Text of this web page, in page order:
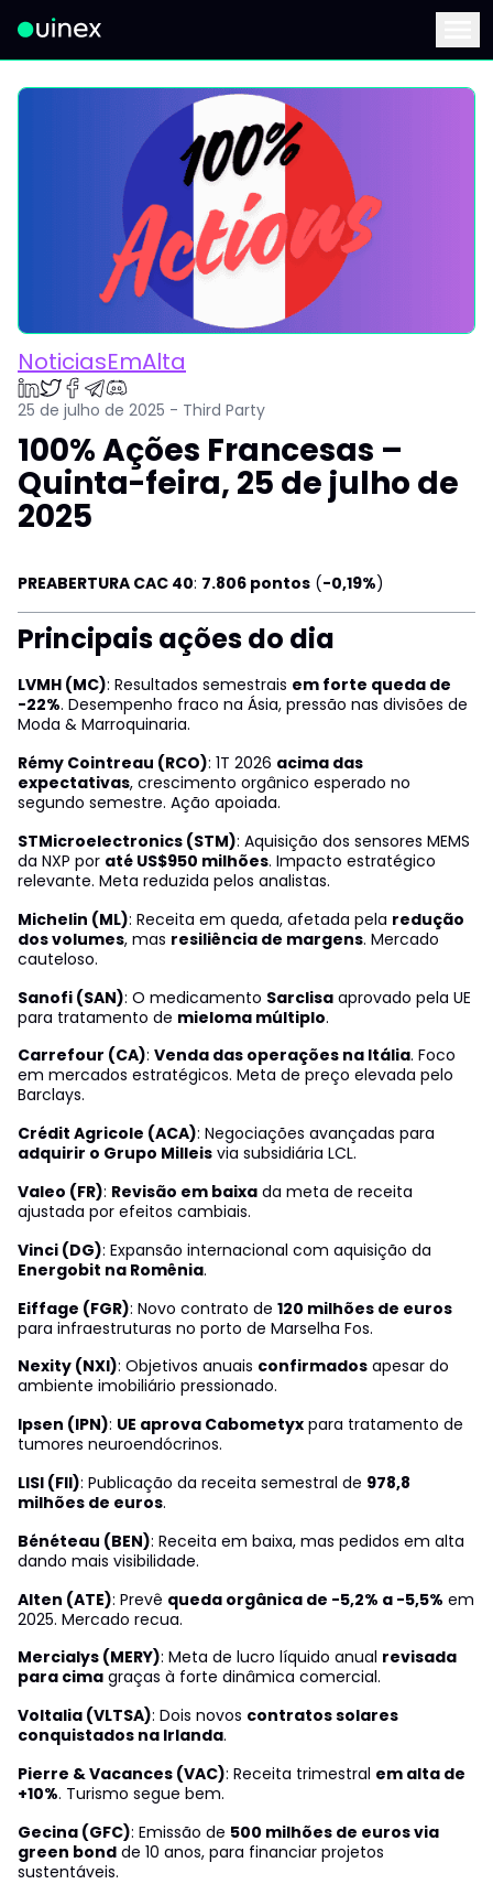
Este é o logo e ao clicar redireciona para a página inicial
NoticiasEmAlta
25 de julho de 2025 - Third Party
100% Ações Francesas –
Quinta-feira, 25 de julho de
2025
PREABERTURA CAC 40: 7.806 pontos (-0,19%)
Principais ações do dia
LVMH (MC): Resultados semestrais em forte queda de
-22%. Desempenho fraco na Ásia, pressão nas divisões de
Moda & Marroquinaria.
Rémy Cointreau (RCO): 1T 2026 acima das
expectativas, crescimento orgânico esperado no
segundo semestre. Ação apoiada.
STMicroelectronics (STM): Aquisição dos sensores MEMS
da NXP por até US$950 milhões. Impacto estratégico
relevante. Meta reduzida pelos analistas.
Michelin (ML): Receita em queda, afetada pela redução
dos volumes, mas resiliência de margens. Mercado
cauteloso.
Sanofi (SAN): O medicamento Sarclisa aprovado pela UE
para tratamento de mieloma múltiplo.
Carrefour (CA): Venda das operações na Itália. Foco
em mercados estratégicos. Meta de preço elevada pelo
Barclays.
Crédit Agricole (ACA): Negociações avançadas para
adquirir o Grupo Milleis via subsidiária LCL.
Valeo (FR): Revisão em baixa da meta de receita
ajustada por efeitos cambiais.
Vinci (DG): Expansão internacional com aquisição da
Energobit na Romênia.
Eiffage (FGR): Novo contrato de 120 milhões de euros
para infraestruturas no porto de Marselha Fos.
Nexity (NXI): Objetivos anuais confirmados apesar do
ambiente imobiliário pressionado.
Ipsen (IPN): UE aprova Cabometyx para tratamento de
tumores neuroendócrinos.
LISI (FII): Publicação da receita semestral de 978,8
milhões de euros.
Bénéteau (BEN): Receita em baixa, mas pedidos em alta
dando mais visibilidade.
Alten (ATE): Prevê queda orgânica de -5,2% a -5,5% em
2025. Mercado recua.
Mercialys (MERY): Meta de lucro líquido anual revisada
para cima graças à forte dinâmica comercial.
Voltalia (VLTSA): Dois novos contratos solares
conquistados na Irlanda.
Pierre & Vacances (VAC): Receita trimestral em alta de
+10%. Turismo segue bem.
Gecina (GFC): Emissão de 500 milhões de euros via
green bond de 10 anos, para financiar projetos
sustentáveis.